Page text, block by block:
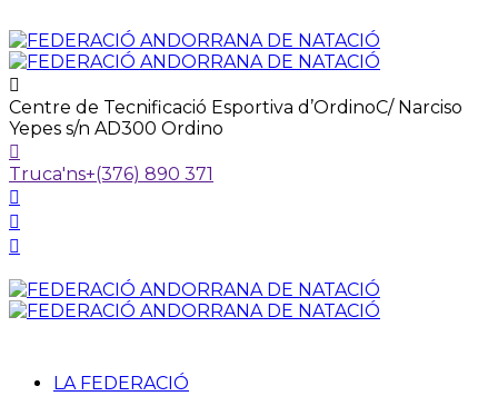
Centre de Tecnificació Esportiva d’OrdinoC/ Narciso
Yepes s/n AD300 Ordino
Truca'ns+(376) 890 371
LA FEDERACIÓ